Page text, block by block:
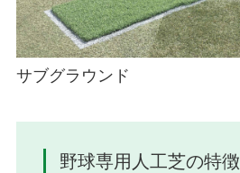
サブグラウンド
野球専用人工芝の特徴